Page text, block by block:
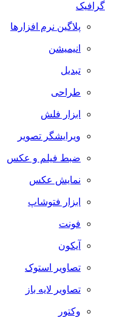
گرافیک
پلاگین نرم افزارها
انیمیشن
تبدیل
طراحی
ابزار فلش
ویرایشگر تصویر
ضبط فيلم و عكس
نمایش عکس
ابزار فتوشاپ
فونت
آیکون
تصاویر استوک
تصاویر لایه باز
وکتور